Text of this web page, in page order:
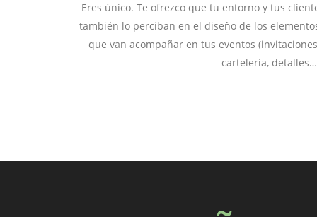
Eres único. Te ofrezco que tu entorno y tus
también lo perciban en el diseño de los
que van acompañar en tus eventos
cartelería,